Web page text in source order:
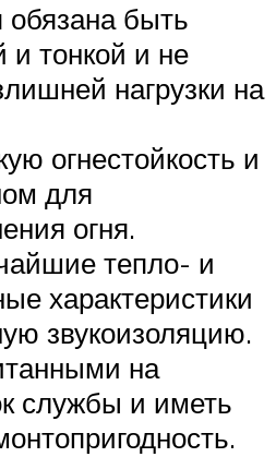
обязана быть
и тонкой и не
нагрузки на
огнестойкость и
для
огня.
тепло- и
характеристики
звукоизоляцию.
на
службы и иметь